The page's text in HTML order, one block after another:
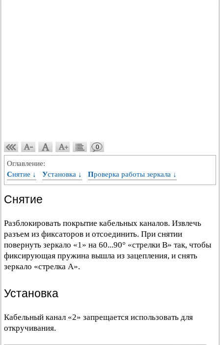
0
Оглавление:
Снятие ↓
Установка ↓ Проверка работы зеркала ↓
Снятие
Разблокировать покрытие кабельных каналов. Извлечь
разъем из фиксаторов и отсоединить. При снятии
повернуть зеркало «1» на 60...90° «стрелки В» так, чтобы
фиксирующая пружина вышла из зацепления, и снять
зеркало «стрелка А».
Установка
Кабельный канал «2» запрещается использовать для
откручивания.